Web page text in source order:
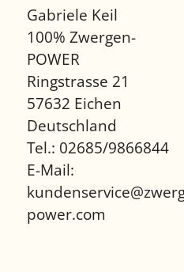
Gabriele Keil
100% Zwergen-
POWER
Ringstrasse 21
57632 Eichen
Deutschland
Tel.: 02685/9866844
E-Mail:
power.com